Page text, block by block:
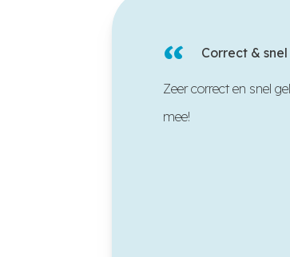
“ Correct & snel
Zeer correct en snel
mee!